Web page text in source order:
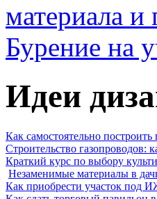
материала и
Бурение на
Идеи
Как самостоятельно
Строительство газопроводов:
Краткий курс по выбору
Незаменимые материалы в
Как приобрести участок под